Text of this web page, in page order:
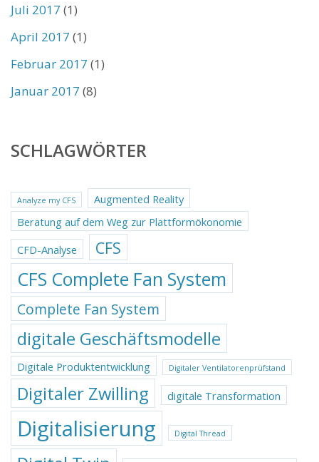
Juli 2017 (1)
April 2017 (1)
Februar 2017 (1)
Januar 2017 (8)
SCHLAGWÖRTER
Analyze my CFS
Augmented Reality
Beratung auf dem Weg zur Plattformökonomie
CFD-Analyse
CFS
CFS Complete Fan System
Complete Fan System
digitale Geschäftsmodelle
Digitale Produktentwicklung Digitaler Ventilatorenprüfstand
Digitaler Zwilling digitale Transformation
Digitalisierung Digital Thread